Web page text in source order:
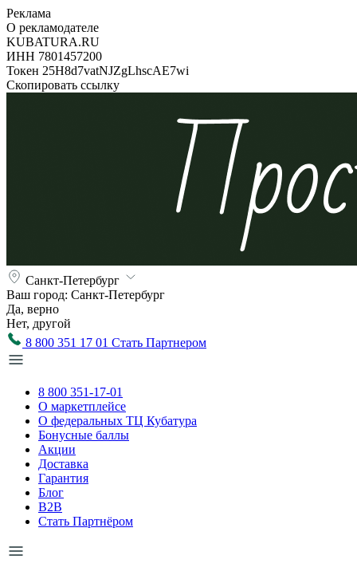
Реклама
О рекламодателе
KUBATURA.RU
ИНН 7801457200
Токен 25H8d7vatNJZgLhscAE7wi
Скопировать ссылку
Санкт-Петербург
Ваш город: Санкт-Петербург
Да, верно
Нет, другой
8 800 351 17 01 Стать Партнером
8 800 351-17-01
О маркетплейсе
О федеральных ТЦ Кубатура
Бонусные баллы
Акции
Доставка
Гарантия
Блог
B2B
Стать Партнёром